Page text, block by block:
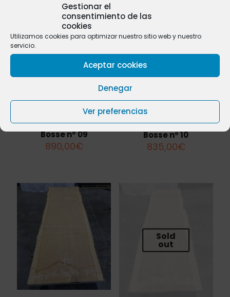
Gestionar el
consentimiento de las
cookies
Utilizamos cookies para optimizar nuestro sitio web y nuestro
servicio.
Aceptar cookies
Denegar
Ver preferencias
Bosse nº 09
890,00€
Bosse nº 10
835,00€
Sold
out